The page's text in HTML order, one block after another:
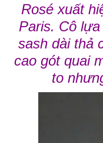
Rosé xuất
Paris. Cô
sash dài thả
cao gót quai
to